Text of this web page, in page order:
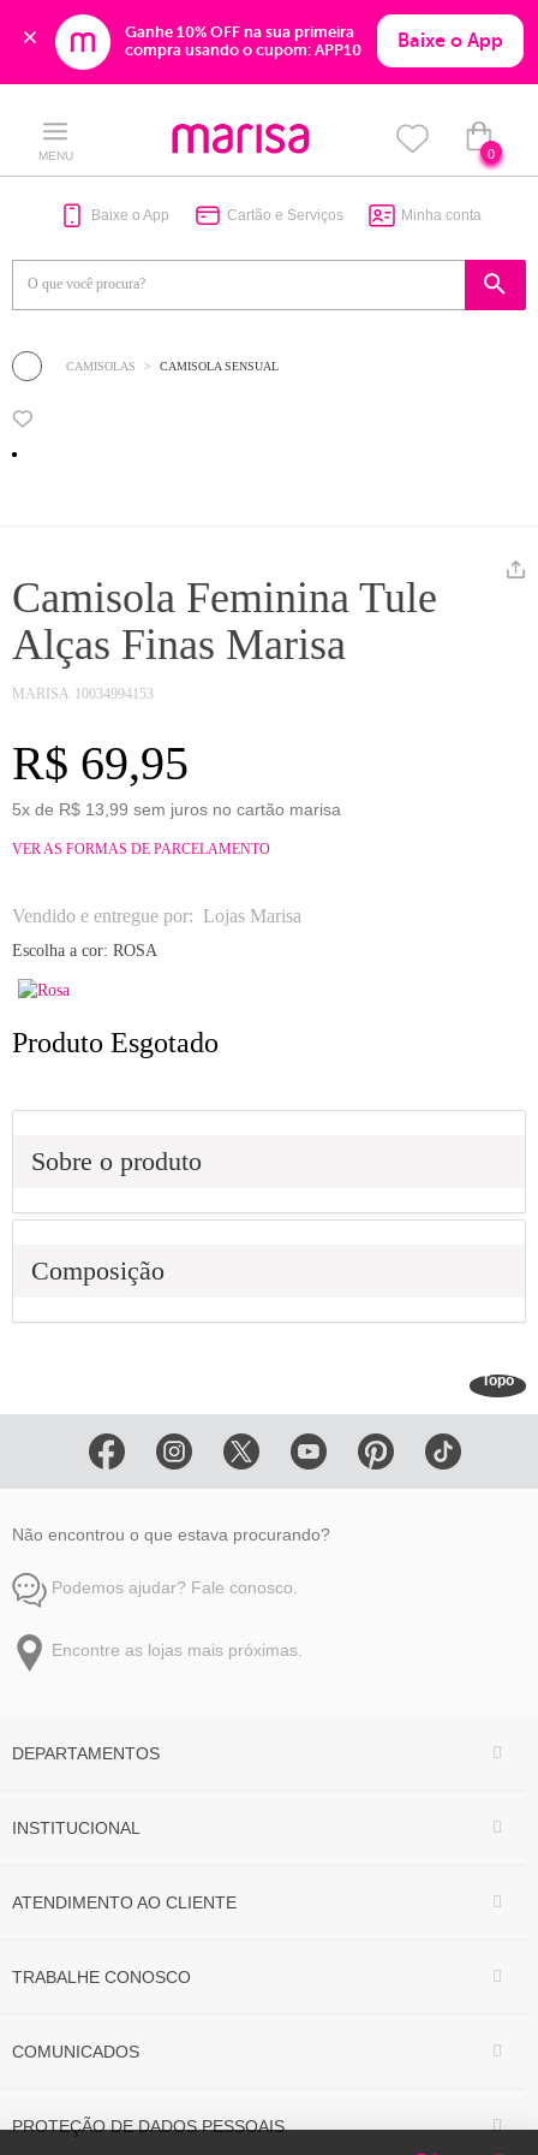
Ganhe 10% OFF na sua primeira
compra usando o cupom: APP10
Baixe o App
content
navigation
MENU 0
Baixe o App Cartão e Serviços Minha conta
CAMISOLAS CAMISOLA SENSUAL
Camisola Feminina Tule
Alças Finas Marisa
MARISA 10034994153
R$ 69,95
5x de R$ 13,99 sem juros no cartão marisa
VER AS FORMAS DE PARCELAMENTO
Vendido e entregue por: Lojas Marisa
Escolha a cor: ROSA
Produto Esgotado
Sobre o produto
Composição
Topo
Não encontrou o que estava procurando?
Podemos ajudar? Fale conosco.
Encontre as lojas mais próximas.
DEPARTAMENTOS
INSTITUCIONAL
ATENDIMENTO AO CLIENTE
TRABALHE CONOSCO
COMUNICADOS
PROTEÇÃO DE DADOS PESSOAIS